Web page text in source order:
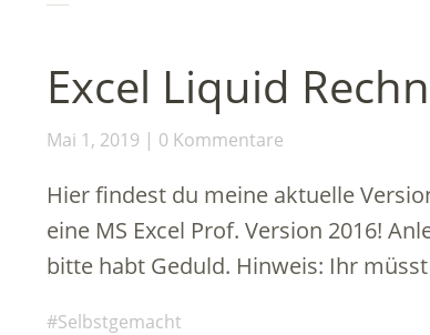
Excel Liquid
Mai 1, 2019 0 Kommentare
Hier findest du meine aktuelle
eine MS Excel Prof. Version 2016!
bitte habt Geduld. Hinweis: Ihr
Selbstgemacht